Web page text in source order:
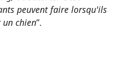
peuvent faire lorsqu'ils
un chien”.